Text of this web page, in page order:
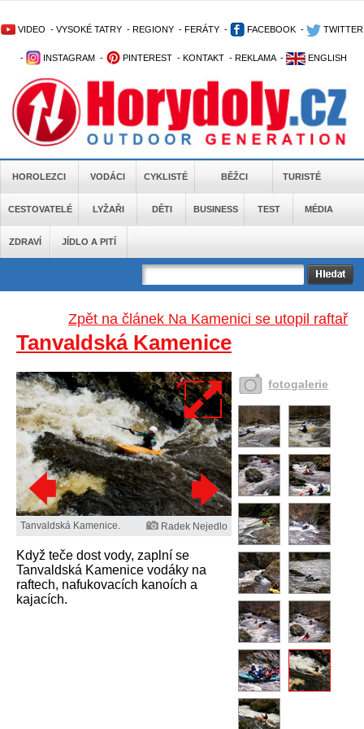
VIDEO - VYSOKÉ TATRY - REGIONY - FERÁTY - FACEBOOK - TWITTER
- INSTAGRAM - PINTEREST - KONTAKT - REKLAMA - ENGLISH
HOROLEZCI VODÁCI CYKLISTÉ BĚŽCI TURISTÉ
CESTOVATELÉ LYŽAŘI DĚTI BUSINESS TEST MÉDIA
ZDRAVÍ JÍDLO A PITÍ
Zpět na článek Na Kamenici se utopil raftař
Tanvaldská Kamenice
Tanvaldská Kamenice. Radek Nejedlo
Když teče dost vody, zaplní se
Tanvaldská Kamenice vodáky na
raftech, nafukovacích kanoích a
kajacích.
fotogalerie